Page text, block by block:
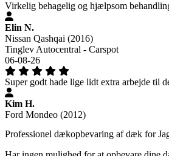
Virkelig behagelig og hjælpsom
Elin N.
Nissan Qashqai (2016)
Tinglev Autocentral - Carspot
06-08-26
Super godt hade lige lidt extra arbejde til
Kim H.
Ford Mondeo (2012)
Professionel dækopbevaring af dæk for